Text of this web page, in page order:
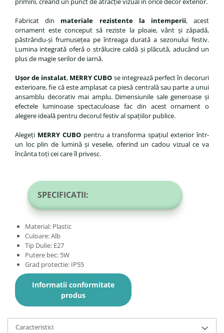
Fabricat din materiale rezistente la intemperii, acest
ornament este conceput să reziste la ploaie, vânt și zăpadă,
păstrându-și frumusețea pe întreaga durată a sezonului festiv.
Lumina integrată oferă o strălucire caldă și plăcută, aducând un
plus de magie serilor de iarnă.
Ușor de instalat, MERRY CUBO se integrează perfect în decoruri
exterioare, fie că este amplasat ca piesă centrală sau parte a unui
ansamblu decorativ mai amplu. Dimensiunile sale generoase și
efectele luminoase spectaculoase fac din acest ornament o
alegere ideală pentru decorul festiv al spațiilor publice.
Alegeți MERRY CUBOpentru a transforma spațiul exterior într-
un loc plin de lumină și veselie, oferind un cadou vizual ce va
încânta toți cei care îl privesc.
SPECIFICATII:
Material: Plastic
Culoare: Alb
Tip Dulie: E27
Putere bec: 5W
Grad protectie: IP55
Informatii conformitate
produs
Caracteristici